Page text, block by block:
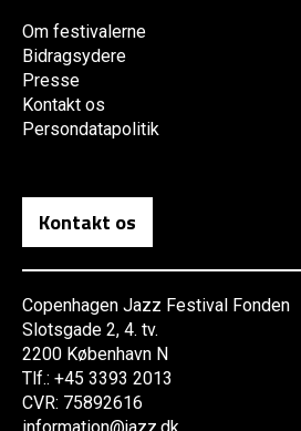
Om festivalerne
Bidragsydere
Presse
Kontakt os
Persondatapolitik
Kontakt os
Copenhagen Jazz Festival Fonden
Slotsgade 2, 4. tv.
2200 København N
Tlf.: +45 3393 2013
CVR: 75892616